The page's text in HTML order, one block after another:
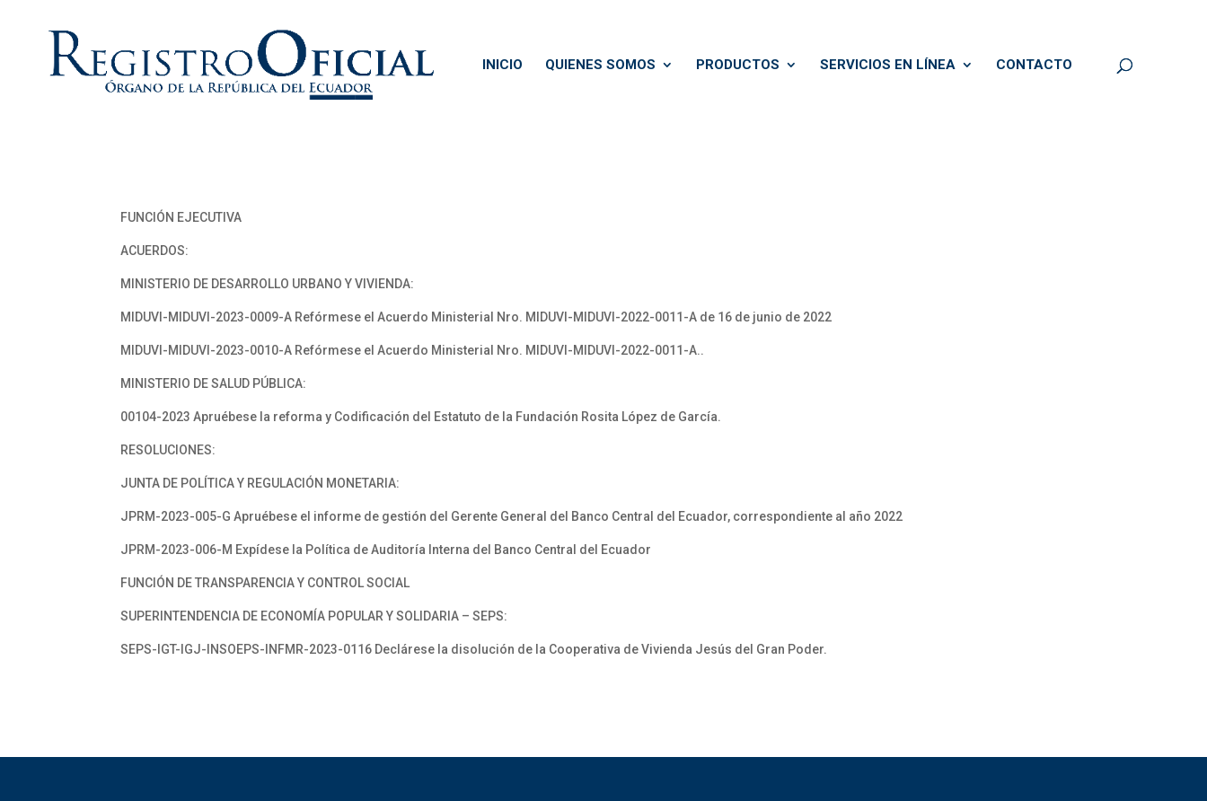
INICIO QUIENES SOMOS PRODUCTOS SERVICIOS EN LÍNEA CONTACTO
FUNCIÓN EJECUTIVA
ACUERDOS:
MINISTERIO DE DESARROLLO URBANO Y VIVIENDA:
MIDUVI-MIDUVI-2023-0009-A Refórmese el Acuerdo Ministerial Nro. MIDUVI-MIDUVI-2022-0011-A de 16 de junio de 2022
MIDUVI-MIDUVI-2023-0010-A Refórmese el Acuerdo Ministerial Nro. MIDUVI-MIDUVI-2022-0011-A..
MINISTERIO DE SALUD PÚBLICA:
00104-2023 Apruébese la reforma y Codificación del Estatuto de la Fundación Rosita López de García.
RESOLUCIONES:
JUNTA DE POLÍTICA Y REGULACIÓN MONETARIA:
JPRM-2023-005-G Apruébese el informe de gestión del Gerente General del Banco Central del Ecuador, correspondiente al año 2022
JPRM-2023-006-M Expídese la Política de Auditoría Interna del Banco Central del Ecuador
FUNCIÓN DE TRANSPARENCIA Y CONTROL SOCIAL
SUPERINTENDENCIA DE ECONOMÍA POPULAR Y SOLIDARIA – SEPS:
SEPS-IGT-IGJ-INSOEPS-INFMR-2023-0116 Declárese la disolución de la Cooperativa de Vivienda Jesús del Gran Poder.